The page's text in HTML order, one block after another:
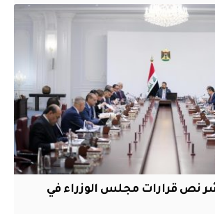
نص قرارات مجلس الوزراء في